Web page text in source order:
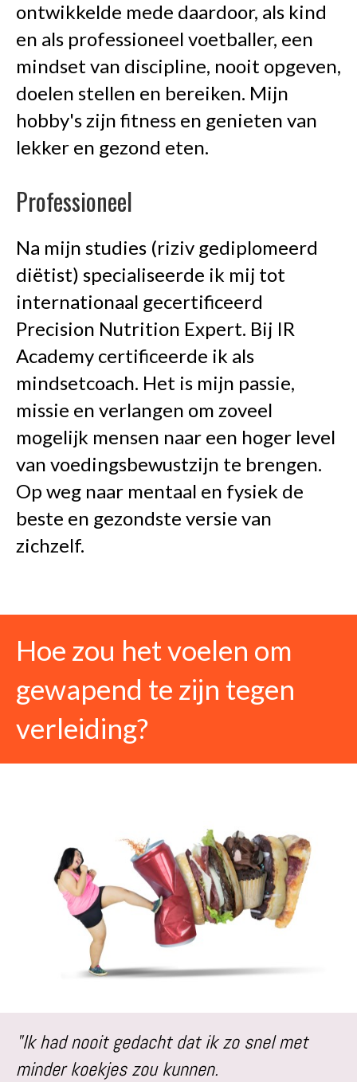
ontwikkelde mede daardoor, als kind
en als professioneel voetballer, een
mindset van discipline, nooit opgeven,
doelen stellen en bereiken. Mijn
hobby's zijn fitness en genieten van
lekker en gezond eten.
Professioneel
Na mijn studies (riziv gediplomeerd
diëtist) specialiseerde ik mij tot
internationaal gecertificeerd
Precision Nutrition Expert. Bij IR
Academy certificeerde ik als
mindsetcoach. Het is mijn passie,
missie en verlangen om zoveel
mogelijk mensen naar een hoger level
van voedingsbewustzijn te brengen.
Op weg naar mentaal en fysiek de
beste en gezondste versie van
zichzelf.
Hoe zou het voelen om
gewapend te zijn tegen
verleiding?
"Ik had nooit gedacht dat ik zo snel met
minder koekjes zou kunnen.